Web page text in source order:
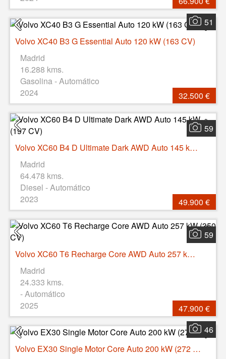
51
Volvo XC40 B3 G Essential Auto 120 kW (163 CV)
Madrid
16.288 kms.
Gasolina - Automático
2024
32.500 €
59
Volvo XC60 B4 D Ultimate Dark AWD Auto 145 kW (197 CV)
Madrid
64.478 kms.
Diesel - Automático
2023
49.900 €
59
Volvo XC60 T6 Recharge Core AWD Auto 257 kW (350 CV)
Madrid
24.333 kms.
- Automático
2025
47.900 €
46
Volvo EX30 Single Motor Core Auto 200 kW (272 CV)